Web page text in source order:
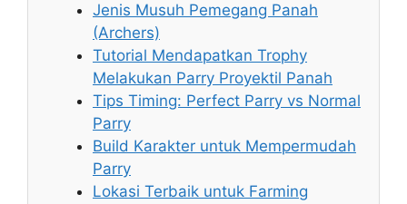
Jenis Musuh Pemegang Panah
(Archers)
Tutorial Mendapatkan Trophy
Melakukan Parry Proyektil Panah
Tips Timing: Perfect Parry vs Normal
Parry
Build Karakter untuk Mempermudah
Parry
Lokasi Terbaik untuk Farming